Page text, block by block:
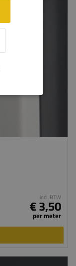
incl. BTW
€ 3,50
per meter